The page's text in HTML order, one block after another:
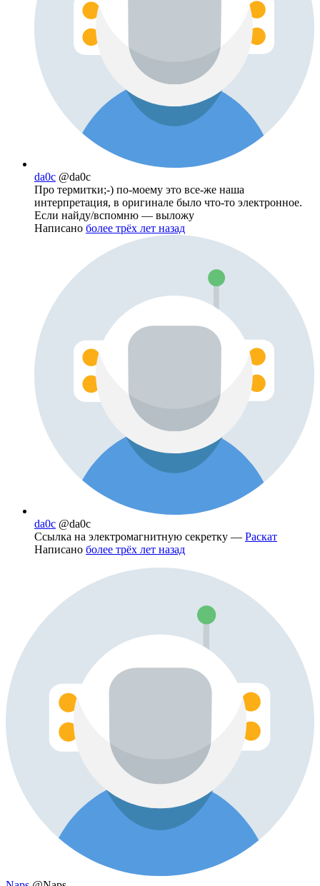
da0c @da0c
Про термитки;-) по-моему это все-же наша
интерпретация, в оригинале было что-то электронное.
Если найду/вспомню — выложу
Написано более трёх лет назад
da0c @da0c
Ссылка на электромагнитную секретку — Раскат
Написано более трёх лет назад